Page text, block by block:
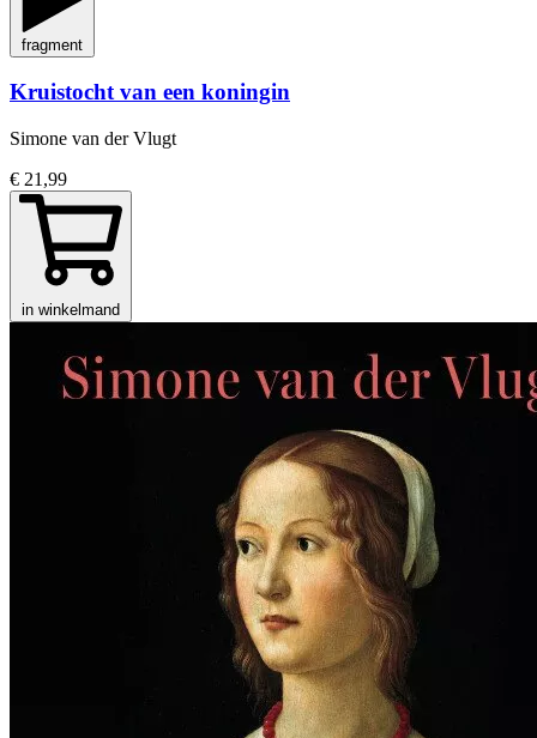
fragment
Kruistocht van een koningin
Simone van der Vlugt
€ 21,99
in winkelmand